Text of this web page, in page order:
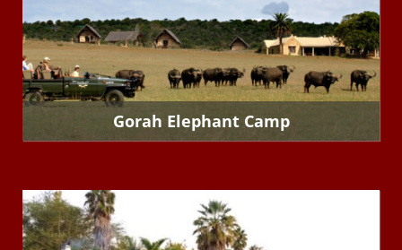
Gorah Elephant Camp